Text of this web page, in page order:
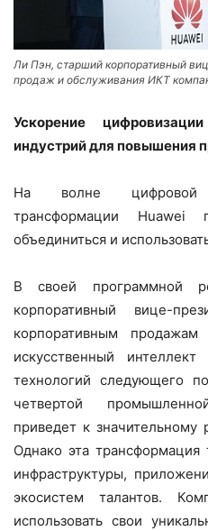
Ли Пэн, старший корпоративный
продаж и обслуживания ИКТ
Ускорение
индустрий для повышения
На волне цифровой
трансформации Huawei
объединиться и
В своей программной
корпоративный вице-
корпоративным
искусственный
технологий следующего
четвертой
приведет к значительному
Однако эта
инфраструктуры,
экосистем талантов.
использовать свои